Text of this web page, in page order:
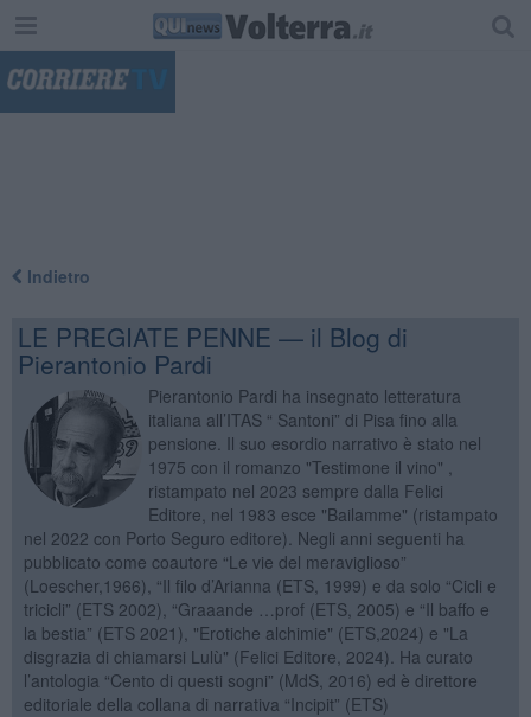
Indietro
LE PREGIATE PENNE — il Blog di
Pierantonio Pardi
Pierantonio Pardi ha insegnato letteratura
italiana all’ITAS “ Santoni” di Pisa fino alla
pensione. Il suo esordio narrativo è stato nel
1975 con il romanzo "Testimone il vino" ,
ristampato nel 2023 sempre dalla Felici
Editore, nel 1983 esce "Bailamme" (ristampato
nel 2022 con Porto Seguro editore). Negli anni seguenti ha
pubblicato come coautore “Le vie del meraviglioso”
(Loescher,1966), “Il filo d’Arianna (ETS, 1999) e da solo “Cicli e
tricicli” (ETS 2002), “Graaande …prof (ETS, 2005) e “Il baffo e
la bestia” (ETS 2021), "Erotiche alchimie" (ETS,2024) e "La
disgrazia di chiamarsi Lulù" (Felici Editore, 2024). Ha curato
l’antologia “Cento di questi sogni” (MdS, 2016) ed è direttore
editoriale della collana di narrativa “Incipit” (ETS)